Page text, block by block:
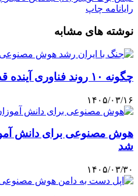
رایانامه چاپ
نوشته های مشابه
چگونه ۱۰ روند فناوری آینده قدرت را بازتعریف می‌کند
۱۴۰۵/۰۳/۱۶
هوش مصنوعی برای دانش
شد
۱۴۰۵/۰۳/۳۰